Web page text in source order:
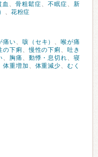
血 、骨粗鬆症、不眠症、新
、花粉症
痛い、 咳（セキ） 、喉が痛
の下痢 、慢性の下痢 、吐き
、 胸痛 、 動悸・息切れ、寝
体重増加 、 体重減少、むく